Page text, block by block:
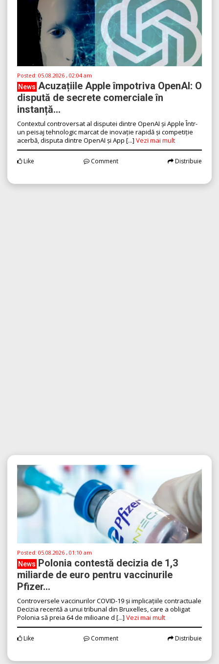
Posted: 05.08.2026 , 02:04 am
News Acuzațiile Apple împotriva OpenAI: O
dispută de secrete comerciale în
instanță...
Contextul controversat al disputei dintre OpenAI și Apple Într-
un peisaj tehnologic marcat de inovație rapidă și competiție
acerbă, disputa dintre OpenAI și App [...] Vezi mai mult
Like Comment Distribuie
Posted: 05.08.2026 , 01:10 am
News Polonia contestă decizia de 1,3
miliarde de euro pentru vaccinurile
Pfizer...
Controversele vaccinurilor COVID-19 și implicațiile contractuale
Decizia recentă a unui tribunal din Bruxelles, care a obligat
Polonia să preia 64 de milioane d [...] Vezi mai mult
Like Comment Distribuie